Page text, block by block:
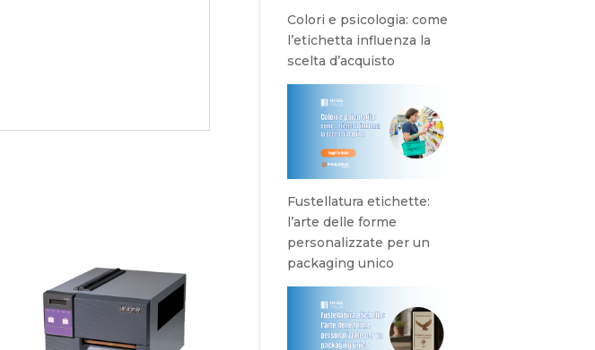
Colori e psicologia: come
l’etichetta influenza la
scelta d’acquisto
Fustellatura etichette:
l’arte delle forme
personalizzate per un
packaging unico